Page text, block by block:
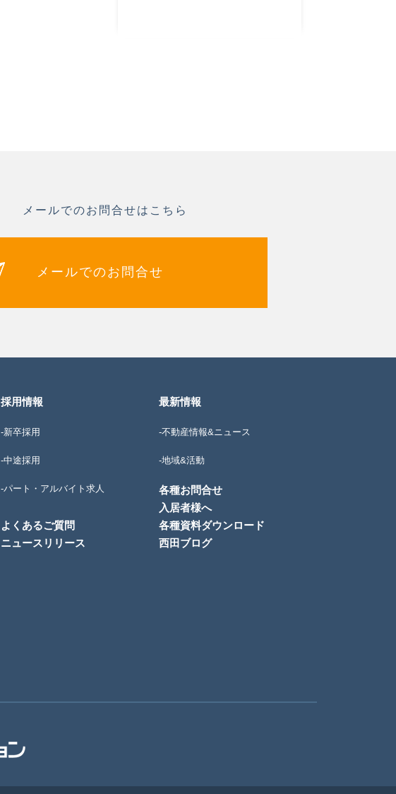
メールでのお問合せはこちら
メールでのお問合せ
採用情報
-新卒採用
-中途採用
-パート・アルバイト求人
最新情報
-不動産情報&ニュース
-地域&活動
各種お問合せ
入居者様へ
よくあるご質問
各種資料ダウンロード
ニュースリリース
西田ブログ